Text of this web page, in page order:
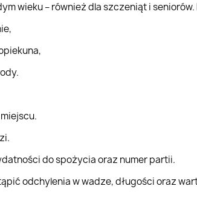
wieku – również dla szczeniąt i
do spożycia oraz numer partii.
odchylenia w wadze, długości oraz